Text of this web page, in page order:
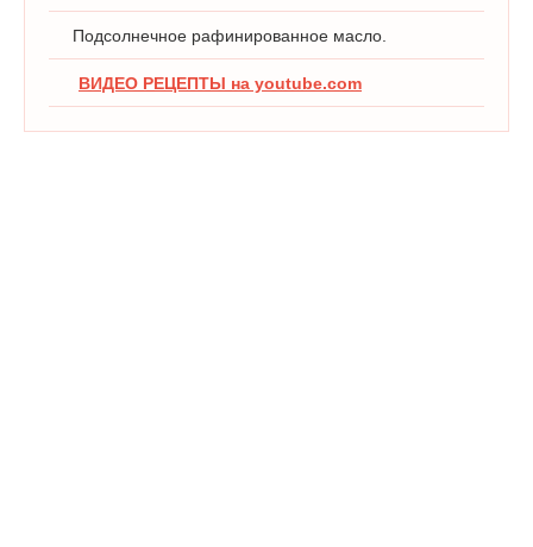
Подсолнечное рафинированное масло.
ВИДЕО РЕЦЕПТЫ на youtube.com